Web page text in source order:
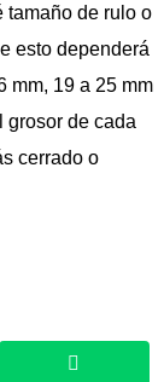
tamaño de rulo o
esto dependerá
mm, 19 a 25 mm
grosor de cada
cerrado o